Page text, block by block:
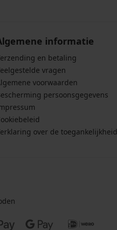
informatie
en betaling
vragen
voorwaarden
persoonsgegevens
over de toegankelijkheid